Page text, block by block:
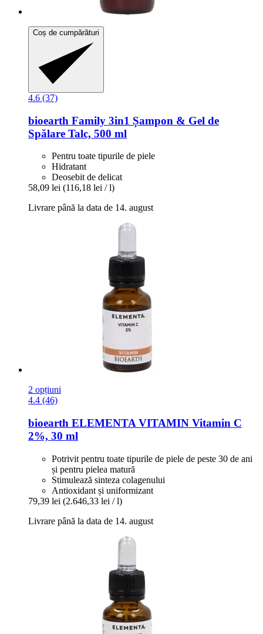
Coș de cumpărături
4.6 (37)
bioearth Family 3in1 Șampon & Gel de
Spălare Talc, 500 ml
Pentru toate tipurile de piele
Hidratant
Deosebit de delicat
58,09 lei (116,18 lei / l)
Livrare până la data de 14. august
2 opțiuni
4.4 (46)
bioearth ELEMENTA VITAMIN Vitamin C
2%, 30 ml
Potrivit pentru toate tipurile de piele de peste 30 de ani
și pentru pielea matură
Stimulează sinteza colagenului
Antioxidant și uniformizant
79,39 lei (2.646,33 lei / l)
Livrare până la data de 14. august